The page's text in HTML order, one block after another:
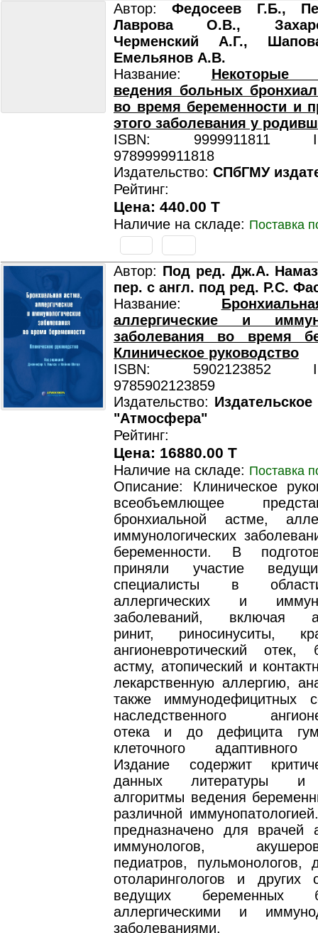
Автор:Федосеев Г.Б.,
Лаврова О.В.,
Черменский А.Г.,
Емельянов А.В.
Название: Некоторые
ведения больных
во время беременности и
этого заболевания у
ISBN: 9999911811
9789999911818
Издательство: СПбГМУ
Рейтинг:
Цена: 440.00 T
Наличие на складе: Поставка
Автор: Под ред. Дж.А.
пер. с англ. под ред. Р.С.
Название:
аллергические и
заболевания во время
Клиническое руководство
ISBN: 5902123852
9785902123859
Издательство:
"Атмосфера"
Рейтинг:
Цена: 16880.00 T
Наличие на складе: Поставка
Описание: Клиническое
всеобъемлющее
бронхиальной астме,
иммунологических
беременности. В
приняли участие
специалисты в
аллергических и
заболеваний, включая
ринит, риносинуситы,
ангионевротический отек,
астму, атопический и
лекарственную аллергию,
также иммунодефицитных
наследственного
отека и до дефицита
клеточного адаптивного
Издание содержит
данных литературы и
алгоритмы ведения
различной
предназначено для врачей
иммунологов, акушеров-
педиатров, пульмонологов,
отоларингологов и других
ведущих беременных
аллергическими и
заболеваниями.